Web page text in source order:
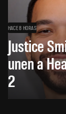
HACE 8 HORAS
Justice
unen a
2